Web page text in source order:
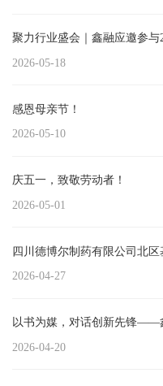
聚力行业盛会｜鑫融应邀参
2026-05-18
感恩母亲节！
2026-05-10
庆五一，致敬劳动者！
2026-05-01
四川德博尔制药有限公司北区
2026-04-27
以书为媒，对话创新先锋——
2026-04-20